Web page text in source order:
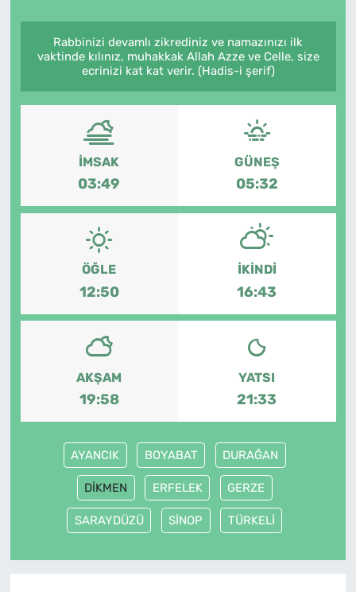
Rabbinizi devamlı zikrediniz ve namazınızı ilk
vaktinde kılınız, muhakkak Allah Azze ve Celle, size
ecrinizi kat kat verir. (Hadis-i şerif)
İMSAK
03:49
GÜNEŞ
05:32
ÖĞLE
12:50
İKINDI
16:43
AKŞAM
19:58
YATSI
21:33
AYANCIK BOYABAT DURAĞAN
DİKMEN ERFELEK GERZE
SARAYDÜZÜ SİNOP TÜRKELİ
EĞİTİM
SAĞLIK
TV REHBERİ